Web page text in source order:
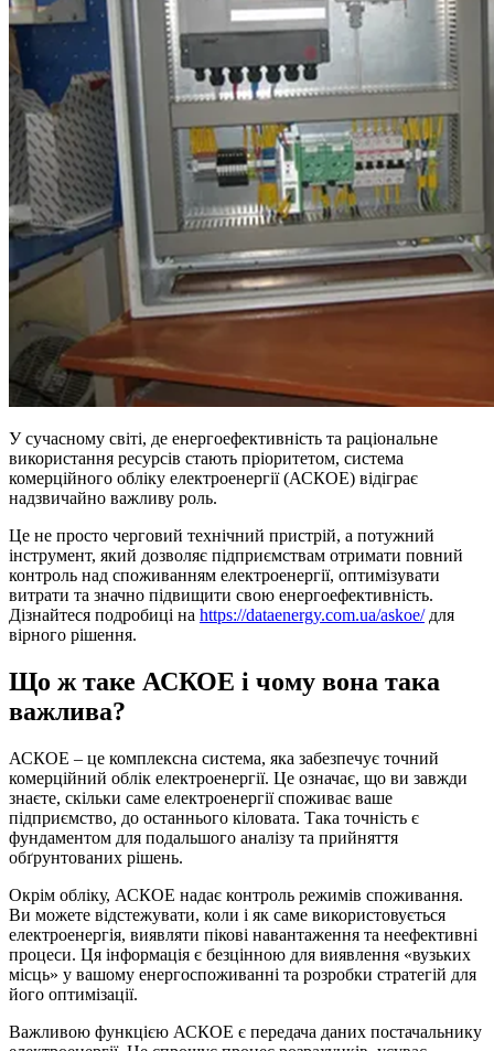
У сучасному світі, де енергоефективність та раціональне
використання ресурсів стають пріоритетом, система
комерційного обліку електроенергії (АСКОЕ) відіграє
надзвичайно важливу роль.
Це не просто черговий технічний пристрій, а потужний
інструмент, який дозволяє підприємствам отримати повний
контроль над споживанням електроенергії, оптимізувати
витрати та значно підвищити свою енергоефективність.
Дізнайтеся подробиці на https://dataenergy.com.ua/askoe/для
вірного рішення.
Що ж таке АСКОЕ і чому вона така
важлива?
АСКОЕ – це комплексна система, яка забезпечує точний
комерційний облік електроенергії. Це означає, що ви завжди
знаєте, скільки саме електроенергії споживає ваше
підприємство, до останнього кіловата. Така точність є
фундаментом для подальшого аналізу та прийняття
обґрунтованих рішень.
Окрім обліку, АСКОЕ надає контроль режимів споживання.
Ви можете відстежувати, коли і як саме використовується
електроенергія, виявляти пікові навантаження та неефективні
процеси. Ця інформація є безцінною для виявлення «вузьких
місць» у вашому енергоспоживанні та розробки стратегій для
його оптимізації.
Важливою функцією АСКОЕ є передача даних постачальнику